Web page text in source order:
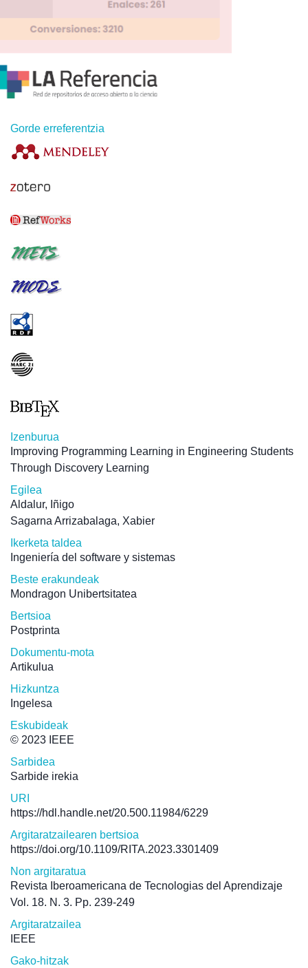
Gorde erreferentzia
Izenburua
Improving Programming Learning in Engineering Students
Through Discovery Learning
Egilea
Aldalur, Iñigo
Sagarna Arrizabalaga, Xabier
Ikerketa taldea
Ingeniería del software y sistemas
Beste erakundeak
Mondragon Unibertsitatea
Bertsioa
Postprinta
Dokumentu-mota
Artikulua
Hizkuntza
Ingelesa
Eskubideak
© 2023 IEEE
Sarbidea
Sarbide irekia
URI
https://hdl.handle.net/20.500.11984/6229
Argitaratzailearen bertsioa
https://doi.org/10.1109/RITA.2023.3301409
Non argitaratua
Revista Iberoamericana de Tecnologias del Aprendizaje
Vol. 18. N. 3. Pp. 239-249
Argitaratzailea
IEEE
Gako-hitzak